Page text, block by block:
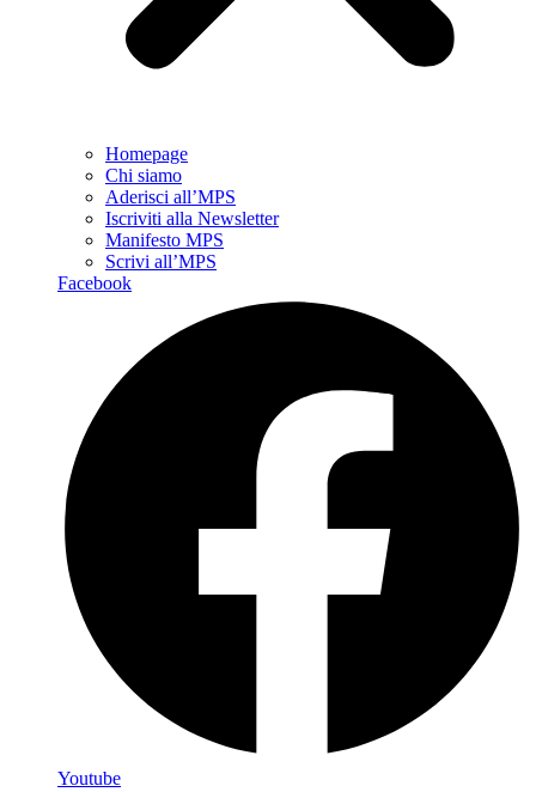
Homepage
Chi siamo
Aderisci all’MPS
Iscriviti alla Newsletter
Manifesto MPS
Scrivi all’MPS
Facebook
Youtube